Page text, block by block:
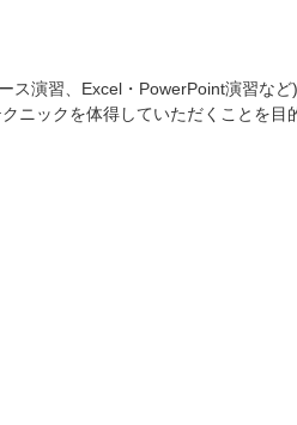
ス演習、Excel・PowerPoint演習な
ニックを体得していただくことを目